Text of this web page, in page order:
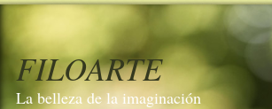
FILOARTE
La belleza de la imaginación